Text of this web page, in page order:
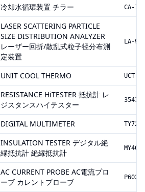
冷却水循環装置 チラー CA-
LASER SCATTERING PARTICLE
SIZE DISTRIBUTION ANALYZER
レーザー回折/散乱式粒子径分布測
定装置
LA-950
UNIT COOL THERMO UCT-
RESISTANCE HiTESTER 抵抗計 レ
ジスタンスハイテスター
3541
DIGITAL MULTIMETER TY720
INSULATION TESTER デジタル絶
縁抵抗計 絶縁抵抗計
MY40
AC CURRENT PROBE AC電流プロ
ーブ カレントプローブ
P6022